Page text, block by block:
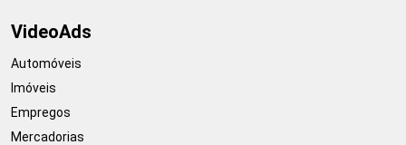
VideoAds
Automóveis
Imóveis
Empregos
Mercadorias